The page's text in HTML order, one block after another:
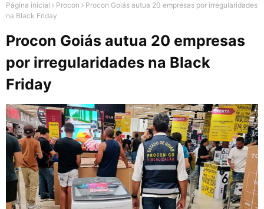
Página inicial Procon
Procon Goiás autua 20 empresas por irregularidades
na Black Friday
Procon Goiás autua 20 empresas
por irregularidades na Black
Friday